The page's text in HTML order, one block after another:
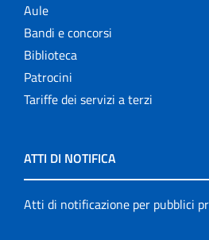
Aule
Bandi e concorsi
Biblioteca
Patrocini
Tariffe dei servizi a terzi
ATTI DI NOTIFICA
Atti di notificazione per pubblici